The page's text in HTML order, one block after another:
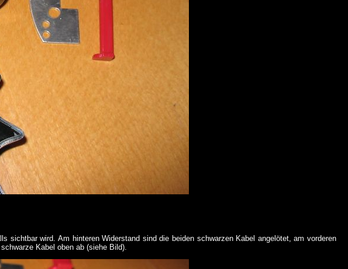
sichtbar wird. Am hinteren Widerstand sind die beiden schwarzen Kabel angelötet, am vorderen
Kabel oben ab (siehe Bild).